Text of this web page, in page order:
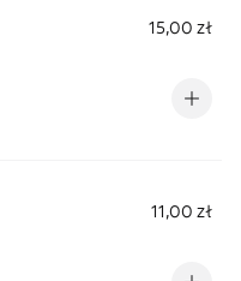
15,00 zł
11,00 zł